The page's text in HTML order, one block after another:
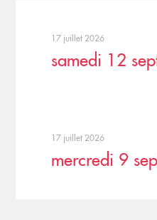
17 juillet 2026
samedi 12
17 juillet 2026
mercredi 9